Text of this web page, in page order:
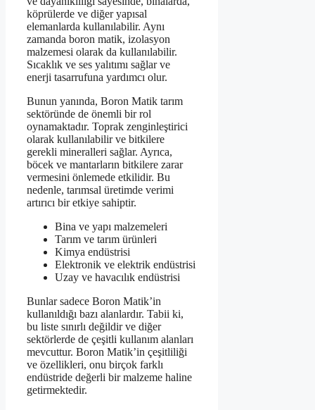
köprülerde ve diğer yapısal
elemanlarda kullanılabilir. Aynı
zamanda boron matik, izolasyon
malzemesi olarak da kullanılabilir.
Sıcaklık ve ses yalıtımı sağlar ve
enerji tasarrufuna yardımcı olur.
Bunun yanında, Boron Matik tarım
sektöründe de önemli bir rol
oynamaktadır. Toprak zenginleştirici
olarak kullanılabilir ve bitkilere
gerekli mineralleri sağlar. Ayrıca,
böcek ve mantarların bitkilere zarar
vermesini önlemede etkilidir. Bu
nedenle, tarımsal üretimde verimi
artırıcı bir etkiye sahiptir.
Bina ve yapı malzemeleri
Tarım ve tarım ürünleri
Kimya endüstrisi
Elektronik ve elektrik endüstrisi
Uzay ve havacılık endüstrisi
Bunlar sadece Boron Matik’in
kullanıldığı bazı alanlardır. Tabii ki,
bu liste sınırlı değildir ve diğer
sektörlerde de çeşitli kullanım alanları
mevcuttur. Boron Matik’in çeşitliliği
ve özellikleri, onu birçok farklı
endüstride değerli bir malzeme haline
getirmektedir.